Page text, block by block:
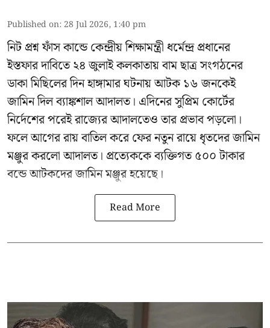
Published on: 28 Jul 2026, 1:40 pm
নিট প্রশ্ন ফাঁস কান্ডে কেন্দ্রীয় শিক্ষামন্ত্রী ধর্মেন্দ্র প্রধানের
ইস্তফার দাবিতে ২৪ জুলাই কলকাতায় বাম ছাত্র সংগঠনের
ডাকা মিছিলের দিন হাঙ্গামার ঘটনায় আটক ১৬ জনকেই
জামিন দিল ব্যাঙ্কশাল আদালত। এদিনের সুপ্রিম কোর্টের
নির্দেশের পরেই রাজ্যের আদালতেও তার প্রভাব পড়লো।
ফলে আগের রায় বাতিল করে ফের নতুন রায়ে ধৃতদের জামিন
মঞ্জুর করলো আদালত। প্রত্যেককে ব্যক্তিগত ৫০০ টাকার
বন্ডে আটকদের জামিন মঞ্জুর হয়েছে।
Read More